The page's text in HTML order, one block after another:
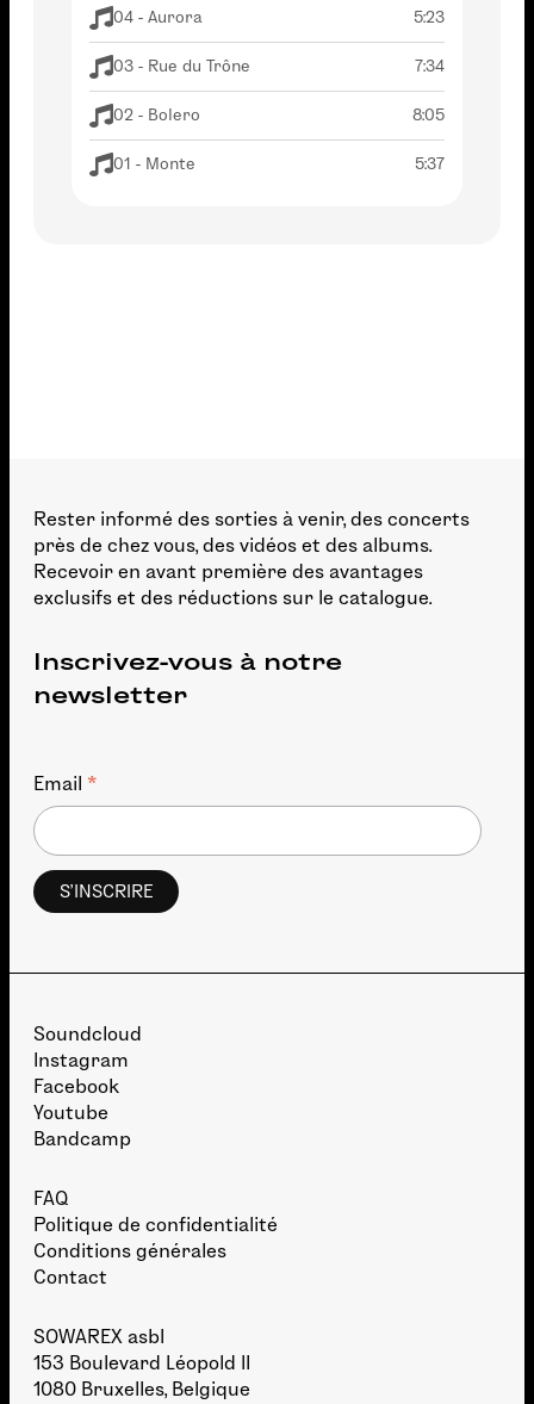
04 - Aurora 5:23
03 - Rue du Trône 7:34
02 - Bolero 8:05
01 - Monte 5:37
Rester informé des sorties à venir, des concerts
près de chez vous, des vidéos et des albums.
Recevoir en avant première des avantages
exclusifs et des réductions sur le catalogue.
Inscrivez-vous à notre
newsletter
Email *
Soundcloud
Instagram
Facebook
Youtube
Bandcamp
FAQ
Politique de confidentialité
Conditions générales
Contact
SOWAREX asbl
153 Boulevard Léopold II
1080 Bruxelles, Belgique